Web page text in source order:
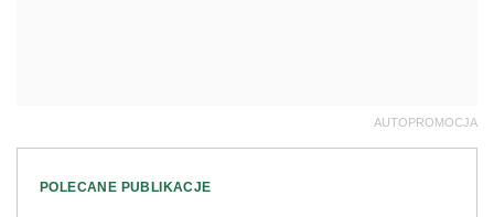
AUTOPROMOCJA
POLECANE PUBLIKACJE